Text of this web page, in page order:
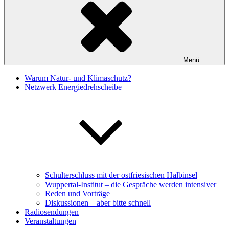
Menü
Warum Natur- und Klimaschutz?
Netzwerk Energiedrehscheibe
Schulterschluss mit der ostfriesischen Halbinsel
Wuppertal-Institut – die Gespräche werden intensiver
Reden und Vorträge
Diskussionen – aber bitte schnell
Radiosendungen
Veranstaltungen